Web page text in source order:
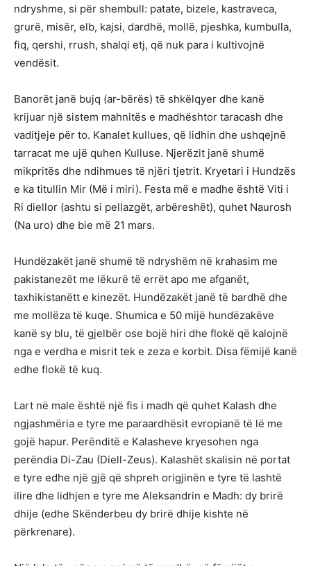
ndryshme, si për shembull: patate, bizele, kastraveca,
grurë, misër, elb, kajsi, dardhë, mollë, pjeshka, kumbulla,
fiq, qershi, rrush, shalqi etj, që nuk para i kultivojnë
vendësit.
Banorët janë bujq (ar-bërës) të shkëlqyer dhe kanë
krijuar një sistem mahnitës e madhështor taracash dhe
vaditjeje për to. Kanalet kullues, që lidhin dhe ushqejnë
tarracat me ujë quhen Kulluse. Njerëzit janë shumë
mikpritës dhe ndihmues të njëri tjetrit. Kryetari i Hundzës
e ka titullin Mir (Më i miri). Festa më e madhe është Viti i
Ri diellor (ashtu si pellazgët, arbëreshët), quhet Naurosh
(Na uro) dhe bie më 21 mars.
Hundëzakët janë shumë të ndryshëm në krahasim me
pakistanezët me lëkurë të errët apo me afganët,
taxhikistanëtt e kinezët. Hundëzakët janë të bardhë dhe
me mollëza të kuqe. Shumica e 50 mijë hundëzakëve
kanë sy blu, të gjelbër ose bojë hiri dhe flokë që kalojnë
nga e verdha e misrit tek e zeza e korbit. Disa fëmijë kanë
edhe flokë të kuq.
Lart në male është një fis i madh që quhet Kalash dhe
ngjashmëria e tyre me paraardhësit evropianë të lë me
gojë hapur. Perënditë e Kalasheve kryesohen nga
perëndia Di-Zau (Diell-Zeus). Kalashët skalisin në portat
e tyre edhe një gjë që shpreh origjinën e tyre të lashtë
ilire dhe lidhjen e tyre me Aleksandrin e Madh: dy brirë
dhije (edhe Skënderbeu dy brirë dhije kishte në
përkrenare).